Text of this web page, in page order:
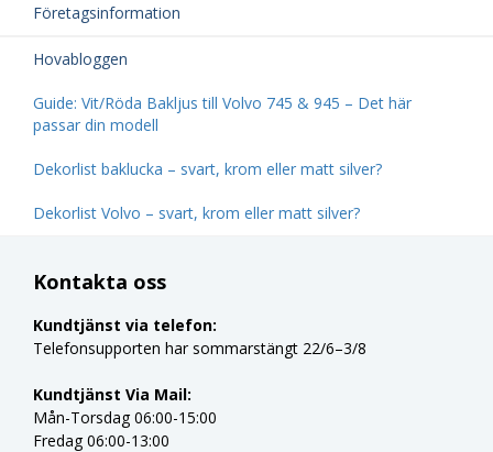
Företagsinformation
Hovabloggen
Guide: Vit/Röda Bakljus till Volvo 745 & 945 – Det här
passar din modell
Dekorlist baklucka – svart, krom eller matt silver?
Dekorlist Volvo – svart, krom eller matt silver?
Kontakta oss
Kundtjänst via telefon:
Telefonsupporten har sommarstängt 22/6–3/8
Kundtjänst Via Mail:
Mån-Torsdag 06:00-15:00
Fredag 06:00-13:00